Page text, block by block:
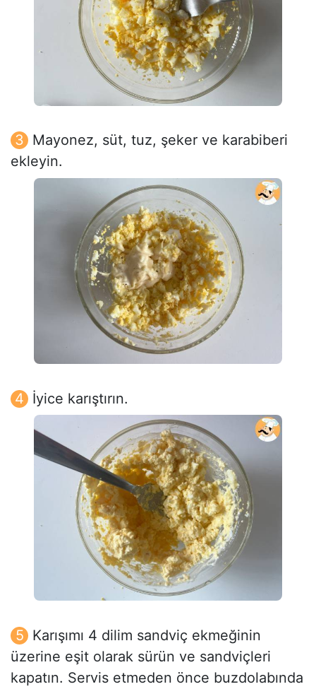
Mayonez, süt, tuz, şeker ve karabiberi
ekleyin.
İyice karıştırın.
Karışımı 4 dilim sandviç ekmeğinin
üzerine eşit olarak sürün ve sandviçleri
kapatın. Servis etmeden önce buzdolabında